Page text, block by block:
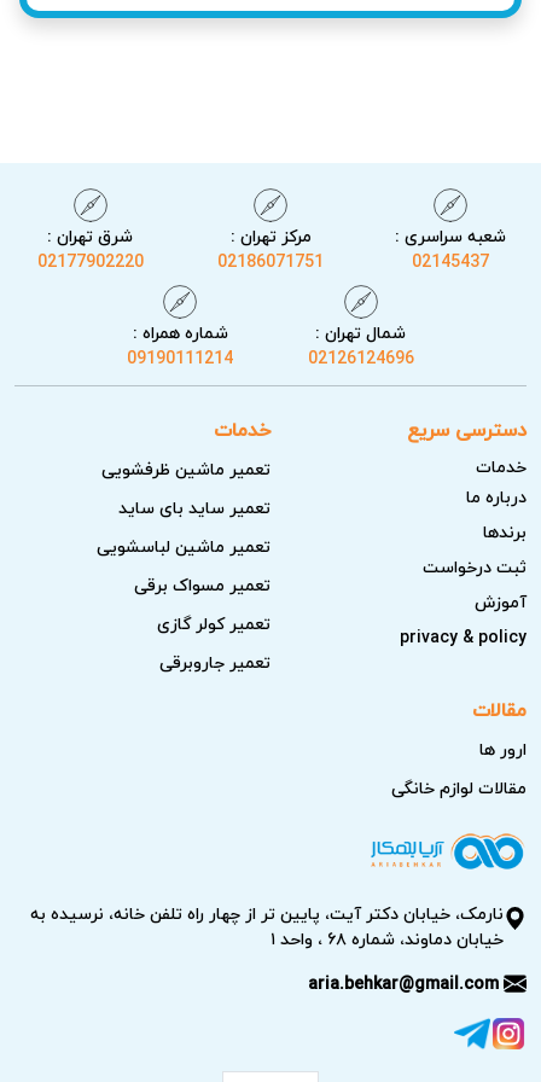
نکات مهم قبل از درخواست تعمیر لوازم خانگی
کلترونیک
قبل از تماس برای درخواست تعمیر لوازم خانگی کلترونیک،
بررسی چند نکته ساده می‌تواند کمک کننده باشد و گاهی مشکل
را بدون نیاز به تعمیرکار حل کند. این کارها بی‌خطر بوده و به
شناخت بهتر مشکل شما کمک می‌کند.
بررسی برق و اتصالات:
مطمئن شوید پریز برق سالم است
و دوشاخه به خوبی متصل شده است؛ همچنین فیوز و
بررسی تنظیمات دستگاه:
مطمئن شوید به‌درستی انتخاب شده‌اند.
بررسی شرایط نصب و فضای اطراف دستگاه:
یابید که دستگاه به خوبی در فضای موردنظر نصب شده، از
دیوار فاصله کافی دارد، دارای تهویه مناسب است و روی
سطح تراز قرار دارد.
بررسی قطعات ظاهری و مصرفی:
بررسی کنید که سالم هستند.
شعبه سراسری :
02145437
مرکز تهران :
02186071751
شرق تهران :
02177902220
شمال تهران :
02126124696
شماره همراه :
09190111214
دسترسی سریع
خدمات
درباره ما
برندها
ثبت درخواست
آموزش
privacy & policy
خدمات
تعمیر ماشین ظرفشویی
تعمیر ساید بای ساید
تعمیر ماشین لباسشویی
تعمیر مسواک برقی
تعمیر کولر گازی
تعمیر جاروبرقی
مقالات
ارور ها
مقالات لوازم خانگی
نارمک، خیابان دکتر آیت، پایین تر از چهار راه تلفن خانه، نرسیده به
خیابان دماوند، شماره ۶۸ ، واحد ۱
aria.behkar@gmail.com